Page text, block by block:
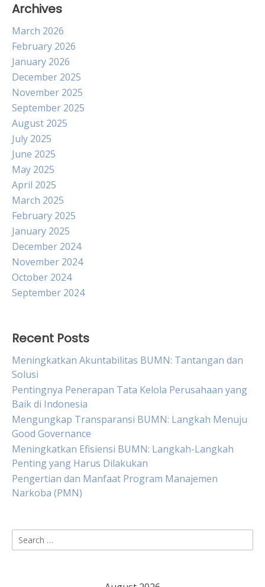
Archives
March 2026
February 2026
January 2026
December 2025
November 2025
September 2025
August 2025
July 2025
June 2025
May 2025
April 2025
March 2025
February 2025
January 2025
December 2024
November 2024
October 2024
September 2024
Recent Posts
Meningkatkan Akuntabilitas BUMN: Tantangan dan
Solusi
Pentingnya Penerapan Tata Kelola Perusahaan yang
Baik di Indonesia
Mengungkap Transparansi BUMN: Langkah Menuju
Good Governance
Meningkatkan Efisiensi BUMN: Langkah-Langkah
Penting yang Harus Dilakukan
Pengertian dan Manfaat Program Manajemen
Narkoba (PMN)
Search
for: